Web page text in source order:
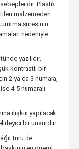
Plastik
malzemeden
süresinin
nedeniyle
yazılıdır.
kontrastlı bir
2 ya da 3 numara,
4-5 numaralı
ilişkin yapılacak
bir unsurdur.
türü de